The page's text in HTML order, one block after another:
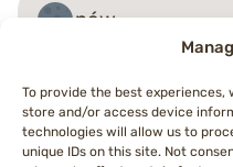
To provide the best experiences,
store and/or access device
technologies will allow us to
unique IDs on this site. Not
nów
Nawigacja
← Trzecia